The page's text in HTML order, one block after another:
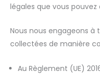
légales que vous
Nous nous engageons à
collectées de manière
Au Règlement (UE)